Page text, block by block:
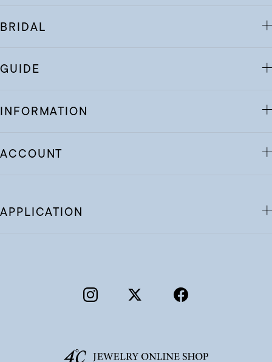
BRIDAL
GUIDE
INFORMATION
ACCOUNT
APPLICATION